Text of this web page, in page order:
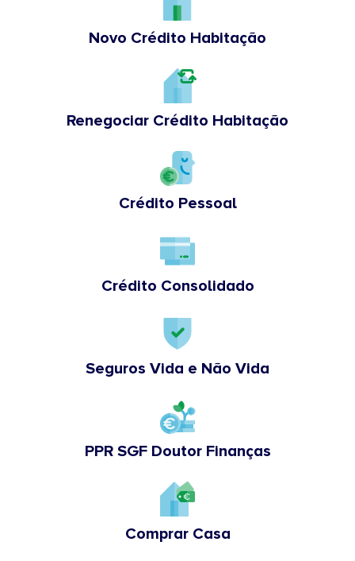
Novo Crédito Habitação
Renegociar Crédito Habitação
Crédito Pessoal
Crédito Consolidado
Seguros Vida e Não Vida
PPR SGF Doutor Finanças
Comprar Casa